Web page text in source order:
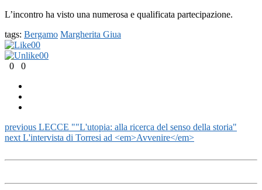
L’incontro ha visto una numerosa e qualificata partecipazione.
tags: Bergamo Margherita Giua
00
00
0
0
previous LECCE ""L'utopia: alla ricerca del senso della storia"
next L'intervista di Torresi ad <em>Avvenire</em>